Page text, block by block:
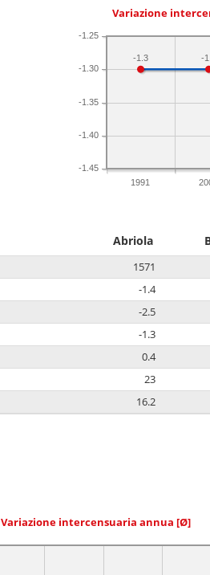
Variazione
1991
-1.45
-1.40
-1.35
-1.30
-1.25
-
-1.3
Abriola
1571
-1.4
-2.5
-1.3
0.4
23
16.2
Variazione intercensuaria annua [Ø]